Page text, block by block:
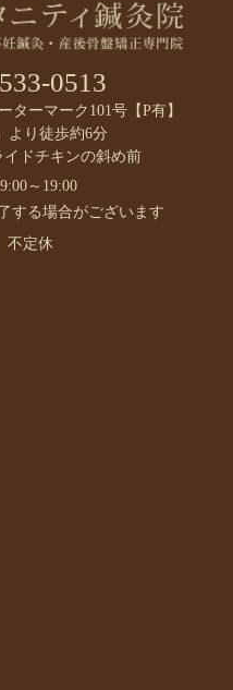
0513
ターマーク101号【P有】
より徒歩約6分
ドチキンの斜め前
9:00～19:00
する場合がございます
不定休